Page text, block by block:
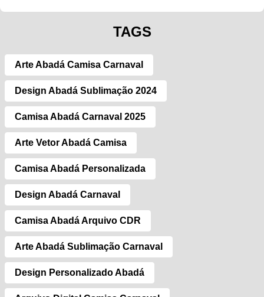
TAGS
Arte Abadá Camisa Carnaval
Design Abadá Sublimação 2024
Camisa Abadá Carnaval 2025
Arte Vetor Abadá Camisa
Camisa Abadá Personalizada
Design Abadá Carnaval
Camisa Abadá Arquivo CDR
Arte Abadá Sublimação Carnaval
Design Personalizado Abadá